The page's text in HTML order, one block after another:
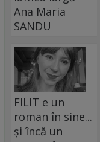
Ana Maria
SANDU
FILIT e un
roman în sine...
și încă un